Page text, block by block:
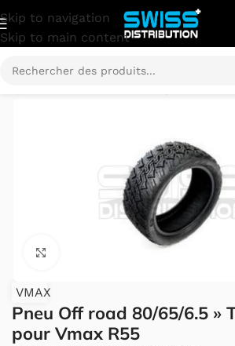
Skip to navigation
Skip to main content
Cliquez pour agrandir.
VMAX
Pneu Off road 80/65/6.5 »
pour Vmax R55